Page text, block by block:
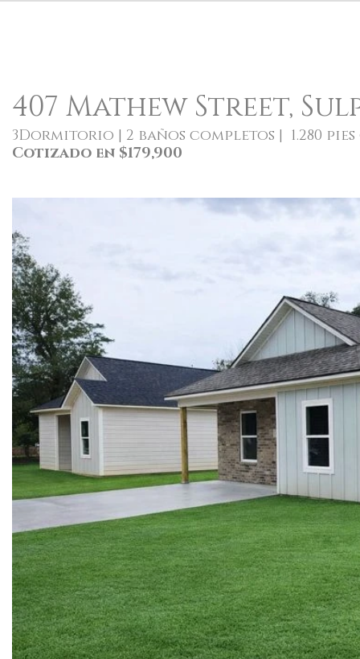
407 Mathew Street,
3Dormitorio | 2 baños completos | 1.280
Cotizado en $179,900